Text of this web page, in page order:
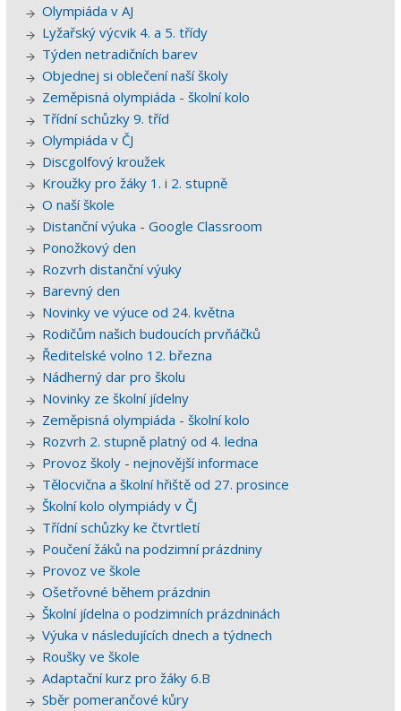
Olympiáda v AJ
Lyžařský výcvik 4. a 5. třídy
Týden netradičních barev
Objednej si oblečení naší školy
Zeměpisná olympiáda - školní kolo
Třídní schůzky 9. tříd
Olympiáda v ČJ
Discgolfový kroužek
Kroužky pro žáky 1. i 2. stupně
O naší škole
Distanční výuka - Google Classroom
Ponožkový den
Rozvrh distanční výuky
Barevný den
Novinky ve výuce od 24. května
Rodičům našich budoucích prvňáčků
Ředitelské volno 12. března
Nádherný dar pro školu
Novinky ze školní jídelny
Zeměpisná olympiáda - školní kolo
Rozvrh 2. stupně platný od 4. ledna
Provoz školy - nejnovější informace
Tělocvična a školní hřiště od 27. prosince
Školní kolo olympiády v ČJ
Třídní schůzky ke čtvrtletí
Poučení žáků na podzimní prázdniny
Provoz ve škole
Ošetřovné během prázdnin
Školní jídelna o podzimních prázdninách
Výuka v následujících dnech a týdnech
Roušky ve škole
Adaptační kurz pro žáky 6.B
Sběr pomerančové kůry